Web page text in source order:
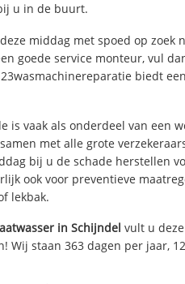
u in de buurt.
middag met spoed op zoek
goede service monteur, vul
biedt
is vaak als onderdeel van een
met alle grote
bij u de schade herstellen
ook voor preventieve
lekbak.
in Schijndel vult u
Wij staan 363 dagen per jaar,